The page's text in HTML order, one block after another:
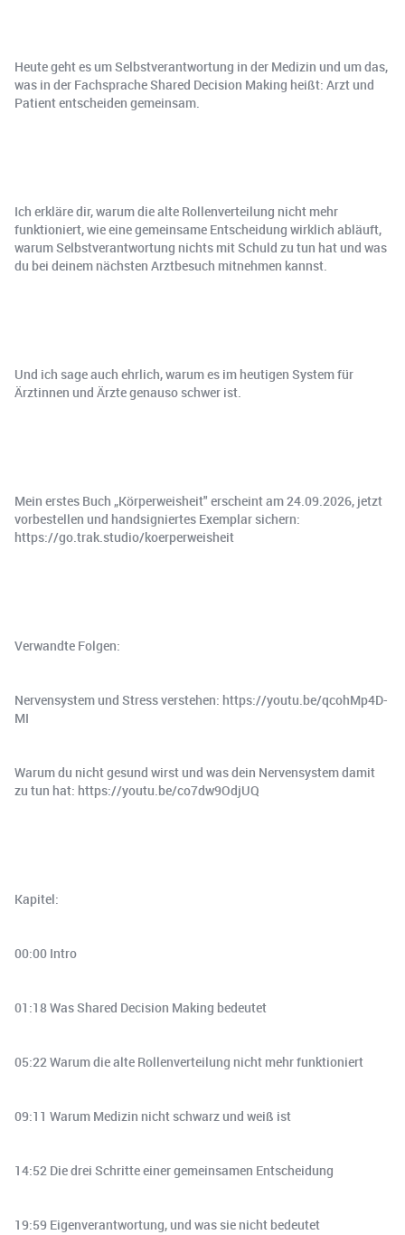
Heute geht es um Selbstverantwortung in der Medizin und um das,
was in der Fachsprache Shared Decision Making heißt: Arzt und
Patient entscheiden gemeinsam.
Ich erkläre dir, warum die alte Rollenverteilung nicht mehr
funktioniert, wie eine gemeinsame Entscheidung wirklich abläuft,
warum Selbstverantwortung nichts mit Schuld zu tun hat und was
du bei deinem nächsten Arztbesuch mitnehmen kannst.
Und ich sage auch ehrlich, warum es im heutigen System für
Ärztinnen und Ärzte genauso schwer ist.
Mein erstes Buch „Körperweisheit" erscheint am 24.09.2026, jetzt
vorbestellen und handsigniertes Exemplar sichern:
https://go.trak.studio/koerperweisheit
Verwandte Folgen:
Nervensystem und Stress verstehen: https://youtu.be/qcohMp4D-
MI
Warum du nicht gesund wirst und was dein Nervensystem damit
zu tun hat: https://youtu.be/co7dw9OdjUQ
Kapitel:
00:00 Intro
01:18 Was Shared Decision Making bedeutet
05:22 Warum die alte Rollenverteilung nicht mehr funktioniert
09:11 Warum Medizin nicht schwarz und weiß ist
14:52 Die drei Schritte einer gemeinsamen Entscheidung
19:59 Eigenverantwortung, und was sie nicht bedeutet